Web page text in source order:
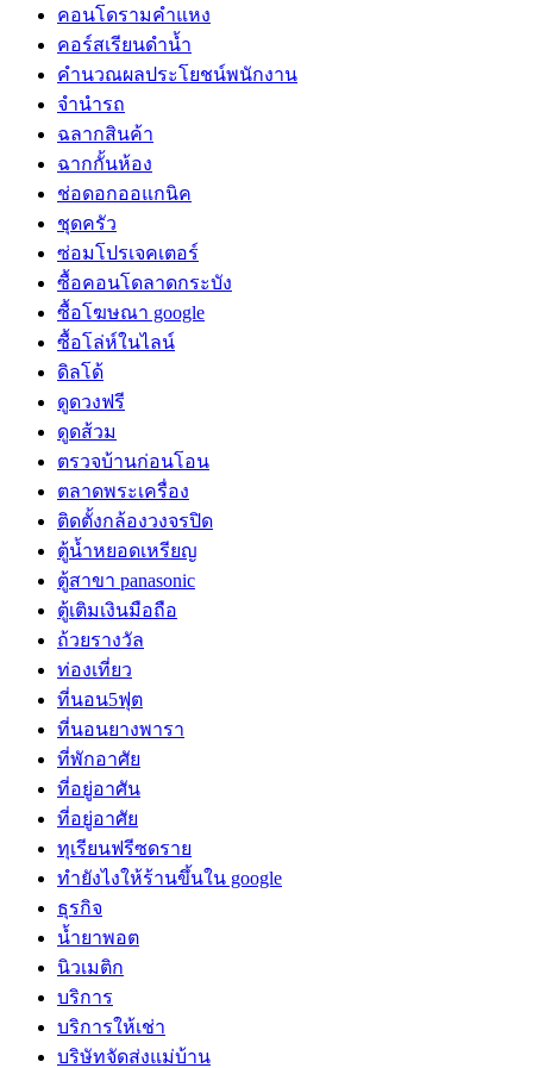
คอนโดรามคำแหง
คอร์สเรียนดำน้ำ
คำนวณผลประโยชน์พนักงาน
จำนำรถ
ฉลากสินค้า
ฉากกั้นห้อง
ช่อดอกออแกนิค
ชุดครัว
ซ่อมโปรเจคเตอร์
ซื้อคอนโดลาดกระบัง
ซื้อโฆษณา google
ซื้อโล่ห์ในไลน์
ดิลโด้
ดูดวงฟรี
ดูดส้วม
ตรวจบ้านก่อนโอน
ตลาดพระเครื่อง
ติดตั้งกล้องวงจรปิด
ตู้น้ำหยอดเหรียญ
ตู้สาขา panasonic
ตู้เติมเงินมือถือ
ถ้วยรางวัล
ท่องเที่ยว
ที่นอน5ฟุต
ที่นอนยางพารา
ที่พักอาศัย
ที่อยู่อาศัน
ที่อยู่อาศัย
ทุเรียนฟรีซดราย
ทํายังไงให้ร้านขึ้นใน google
ธุรกิจ
น้ำยาพอต
นิวเมติก
บริการ
บริการให้เช่า
บริษัทจัดส่งแม่บ้าน